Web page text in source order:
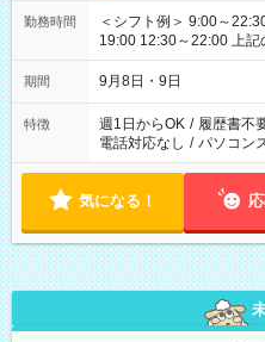
勤務時間
＜シフト例＞ 9:00～
19:00 12:30～22:00 上記の時間から好きな時間を選べます！ ※
時間は変更となる可能性
期間 9月8日・9日
特徴 週1日からOK / 履歴書不
電話対応なし / パソコン
気になる！